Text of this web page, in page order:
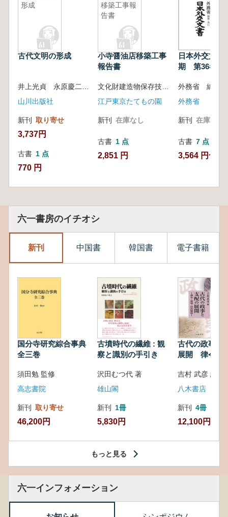
形成
古代文明の形成
山川出版社
新刊 取り寄せ
3,737円
古書 1 点
770 円
移築工事報
告書
小寺醤油店移築工事
報告書
江戸東京たてもの園
新刊 在庫なし
古書 1 点
2,851 円
日本外交文
期 第36巻
外務省 編纂
外務省
新刊 在庫なし
古書 7 点
3,564 円~
六一書房のイチオシ
新刊 中国書 韓国書 電子書籍
国分寺研究綜合事典
全三巻
須田勉 監修
高志書院
新刊 取り寄せ
46,200円
古墳時代の繊維 : 観
察と識別の手引き
沢田むつ代 著
雄山閣
新刊 1冊
5,830円
古代の政事と
展開 律令・
吉村 武彦 編集
八木書店
新刊 4冊
12,100円
もっと見る
六一インフォメーション